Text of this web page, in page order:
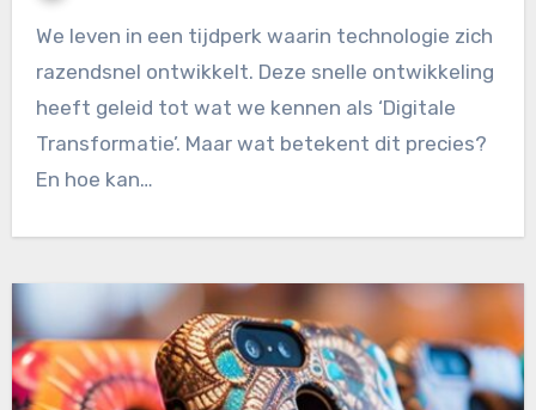
We leven in een tijdperk waarin technologie zich
razendsnel ontwikkelt. Deze snelle ontwikkeling
heeft geleid tot wat we kennen als ‘Digitale
Transformatie’. Maar wat betekent dit precies?
En hoe kan…